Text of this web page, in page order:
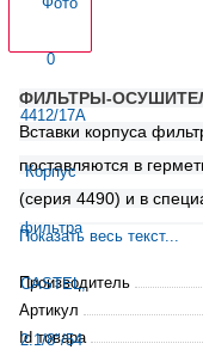
ФИЛЬТРЫ-
Вставки корпуса
поставляются в
(серия 4490) и в
надежного хранения
синтетическими
качестве
Показать весь текст...
Производитель
Артикул
Id товара